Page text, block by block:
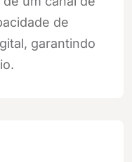
de
garantindo